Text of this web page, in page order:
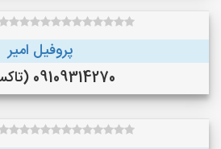
پروفیل امیر
09109314270 (تاکستان )